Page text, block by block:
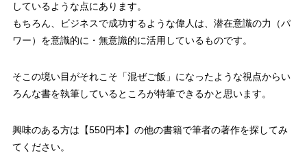
しているような点にあります。
もちろん、ビジネスで成功するような偉人は、潜在意識の力（パ
ワー）を意識的に・無意識的に活用しているものです。
そこの境い目がそれこそ「混ぜご飯」になったような視点からい
ろんな書を執筆しているところが特筆できるかと思います。
興味のある方は【550円本】の他の書籍で筆者の著作を探してみ
てください。